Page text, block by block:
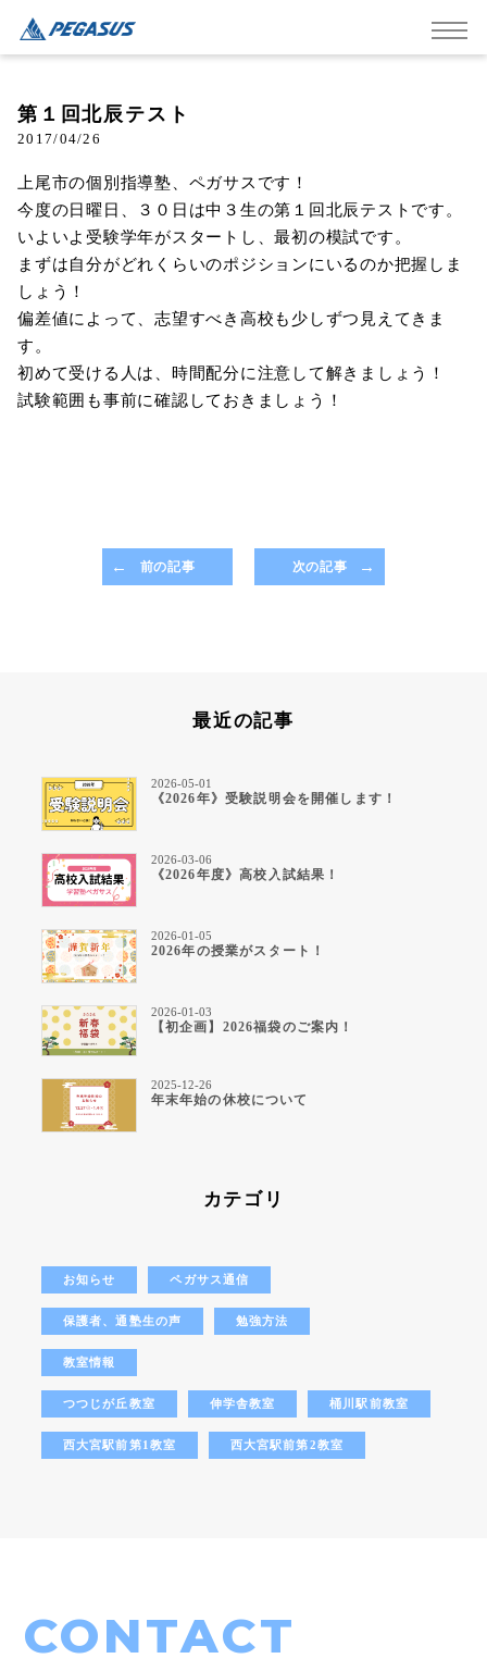
第１回北辰テスト
2017/04/26
上尾市の個別指導塾、ペガサスです！
今度の日曜日、３０日は中３生の第１回北辰テストです。
いよいよ受験学年がスタートし、最初の模試です。
まずは自分がどれくらいのポジションにいるのか把握しま
しょう！
偏差値によって、志望すべき高校も少しずつ見えてきま
す。
初めて受ける人は、時間配分に注意して解きましょう！
試験範囲も事前に確認しておきましょう！
前の記事 次の記事
最近の記事
《2026年》受験説明会を開催します！
2026-05-01
《2026年度》高校入試結果！
2026-03-06
2026年の授業がスタート！
2026-01-05
【初企画】2026福袋のご案内！
2026-01-03
年末年始の休校について
2025-12-26
カテゴリ
お知らせ ペガサス通信
保護者、通塾生の声 勉強方法
教室情報
つつじが丘教室 伸学舎教室 桶川駅前教室
西大宮駅前第1教室 西大宮駅前第2教室
CONTACT